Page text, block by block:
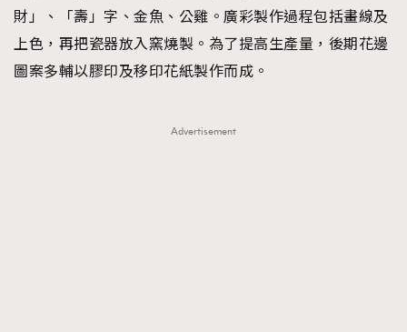
財」、「壽」字、金魚、公雞。廣彩製作過程包括畫線及
上色，再把瓷器放入窯燒製。為了提高生產量，後期花邊
圖案多輔以膠印及移印花紙製作而成。
Advertisement